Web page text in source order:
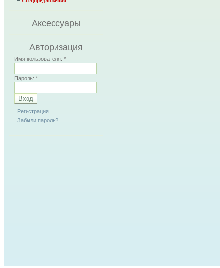
Аксессуары
Авторизация
Имя пользователя: *
Пароль: *
Регистрация
Забыли пароль?